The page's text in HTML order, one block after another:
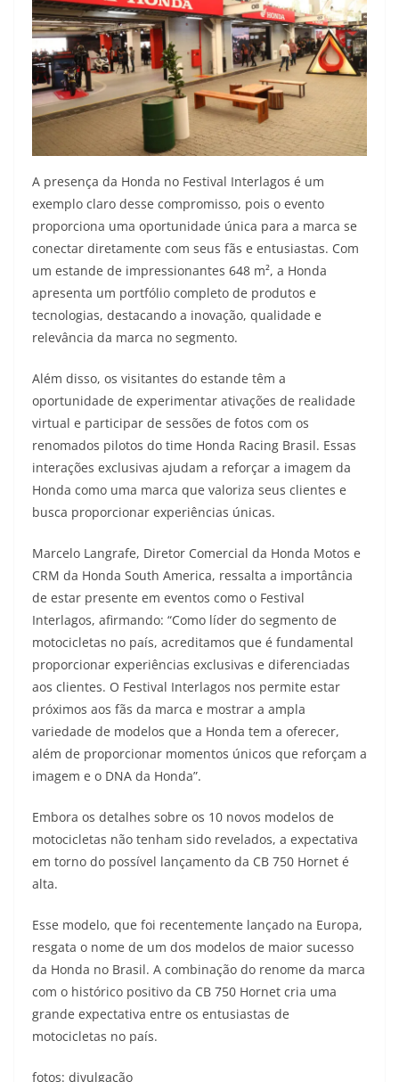
A presença da Honda no Festival Interlagos é um
exemplo claro desse compromisso, pois o evento
proporciona uma oportunidade única para a marca se
conectar diretamente com seus fãs e entusiastas. Com
um estande de impressionantes 648 m², a Honda
apresenta um portfólio completo de produtos e
tecnologias, destacando a inovação, qualidade e
relevância da marca no segmento.
Além disso, os visitantes do estande têm a
oportunidade de experimentar ativações de realidade
virtual e participar de sessões de fotos com os
renomados pilotos do time Honda Racing Brasil. Essas
interações exclusivas ajudam a reforçar a imagem da
Honda como uma marca que valoriza seus clientes e
busca proporcionar experiências únicas.
Marcelo Langrafe, Diretor Comercial da Honda Motos e
CRM da Honda South America, ressalta a importância
de estar presente em eventos como o Festival
Interlagos, afirmando: “Como líder do segmento de
motocicletas no país, acreditamos que é fundamental
proporcionar experiências exclusivas e diferenciadas
aos clientes. O Festival Interlagos nos permite estar
próximos aos fãs da marca e mostrar a ampla
variedade de modelos que a Honda tem a oferecer,
além de proporcionar momentos únicos que reforçam a
imagem e o DNA da Honda”.
Embora os detalhes sobre os 10 novos modelos de
motocicletas não tenham sido revelados, a expectativa
em torno do possível lançamento da CB 750 Hornet é
alta.
Esse modelo, que foi recentemente lançado na Europa,
resgata o nome de um dos modelos de maior sucesso
da Honda no Brasil. A combinação do renome da marca
com o histórico positivo da CB 750 Hornet cria uma
grande expectativa entre os entusiastas de
motocicletas no país.
fotos: divulgação